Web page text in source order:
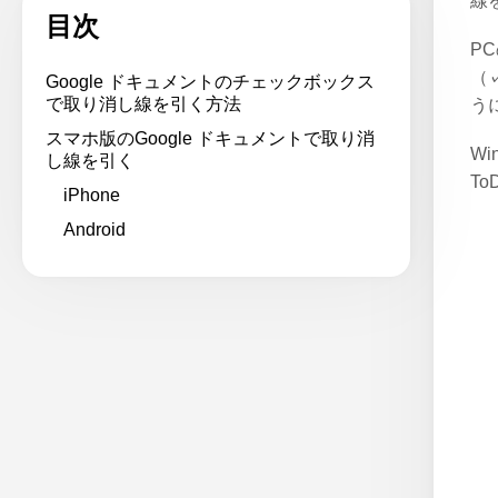
目次
Google ドキュメントのチェックボックス
で取り消し線を引く方法
スマホ版のGoogle ドキュメントで取り消
し線を引く
iPhone
Android
う